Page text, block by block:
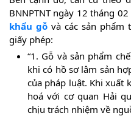
BNNPTNT ngày 12 tháng
khẩu gỗ và các sản phẩm
giấy phép:
“1. Gỗ và sản phẩm
khi có hồ sơ lâm sản
của pháp luật. Khi xuất
hoá với cơ quan Hải
chịu trách nhiệm về